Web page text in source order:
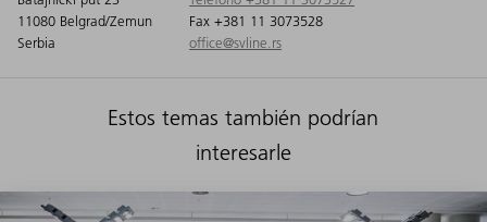
11080 Belgrad/Zemun
Serbia
Fax +381 11 3073528
office@svline.rs
Estos temas también podrían
interesarle